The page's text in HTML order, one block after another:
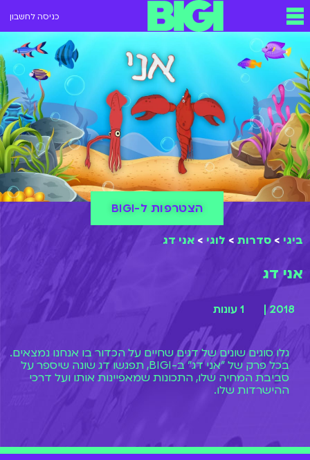
כניסה לחשבון
ביגי > סדרות > לוגי > אני דג
אני דג
2018 | 1 עונות
גלו סוגים שונים של דגים שחיים על הכדור בו אנחנו נמצאים.
בכל פרק של "אני דג" ב-BIGI, תפגשו דג שונה שיספר על
סביבת המחיה שלו, התכונות שמאפיינות אותו ועל דרכי
ההישרדות שלו.
הצטרפות ל-BIGI